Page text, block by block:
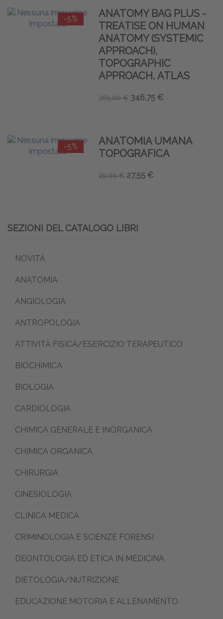
-5%
ANATOMY BAG PLUS -
TREATISE ON HUMAN
ANATOMY (SYSTEMIC
APPROACH),
TOPOGRAPHIC
APPROACH, ATLAS
365,00 € 346,75 €
-5%
ANATOMIA UMANA
TOPOGRAFICA
29,00 € 27,55 €
SEZIONI DEL CATALOGO LIBRI
NOVITÀ
ANATOMIA
ANGIOLOGIA
ANTROPOLOGIA
ATTIVITÀ FISICA/ESERCIZIO TERAPEUTICO
BIOCHIMICA
BIOLOGIA
CARDIOLOGIA
CHIMICA GENERALE E INORGANICA
CHIMICA ORGANICA
CHIRURGIA
CINESIOLOGIA
CLINICA MEDICA
CRIMINOLOGIA E SCIENZE FORENSI
DEONTOLOGIA ED ETICA IN MEDICINA
DIETOLOGIA/NUTRIZIONE
EDUCAZIONE MOTORIA E ALLENAMENTO